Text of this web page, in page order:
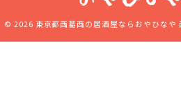
© 2026 東京都西葛西の居酒屋ならおやひなや